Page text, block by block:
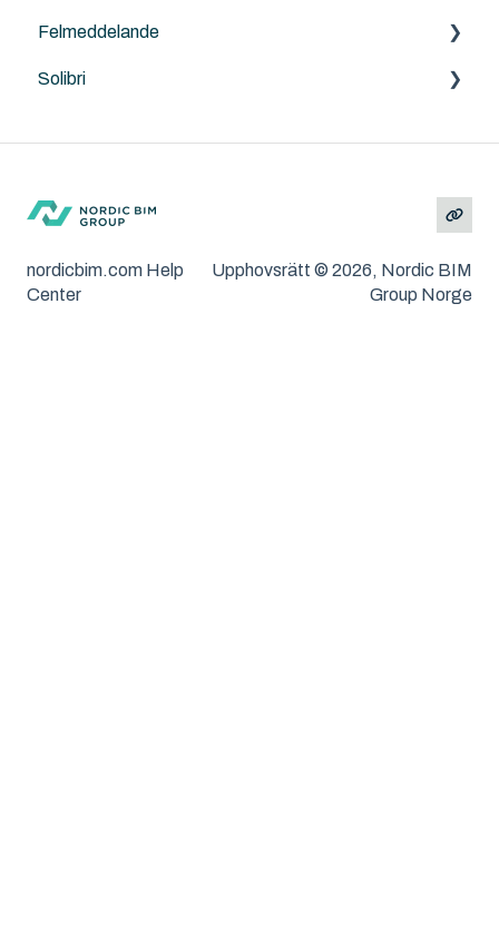
Graphisoft
Felmeddelande
Archicad
Solibri
Felsökning
nordicbim.com Help
Center
Upphovsrätt © 2026, Nordic BIM
Group Norge